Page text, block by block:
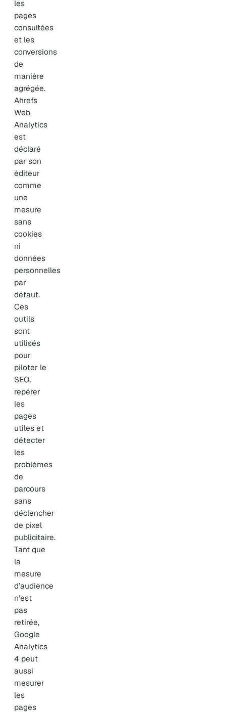
les
pages
consultées
et les
conversions
de
manière
agrégée.
Ahrefs
Web
Analytics
est
déclaré
par son
éditeur
comme
une
mesure
sans
cookies
ni
données
personnelles
par
défaut.
Ces
outils
sont
utilisés
pour
piloter le
SEO,
repérer
les
pages
utiles et
détecter
les
problèmes
de
parcours
sans
déclencher
de pixel
publicitaire.
Tant que
la
mesure
d’audience
n’est
pas
retirée,
Google
Analytics
4 peut
aussi
mesurer
les
pages